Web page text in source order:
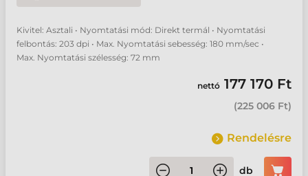
Kivitel: Asztali • Nyomtatási mód: Direkt termál • Nyomtatási
felbontás: 203 dpi • Max. Nyomtatási sebesség: 180 mm/sec •
Max. Nyomtatási szélesség: 72 mm
nettó 177 170 Ft
(225 006 Ft)
Rendelésre
db